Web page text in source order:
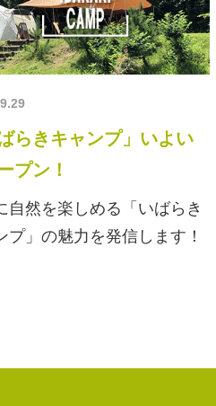
ばらきキャンプ」いよい
プン！
自然を楽しめる「いばらき
プ」の魅力を発信します！